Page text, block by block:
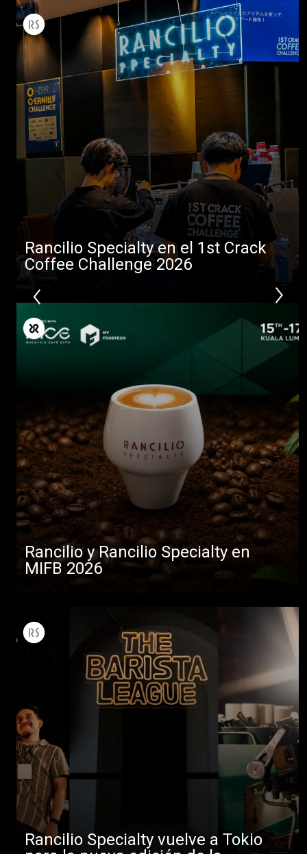
Rancilio Specialty en el 1st Crack
Coffee Challenge 2026
Rancilio y Rancilio Specialty en
MIFB 2026
Rancilio Specialty vuelve a Tokio
Todos
Productos
Noticias
Descargar
Más